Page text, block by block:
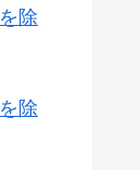
除
除